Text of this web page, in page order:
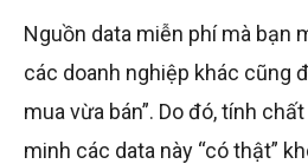
Nguồn data miễn phí mà bạn
các doanh nghiệp khác cũng
mua vừa bán”. Do đó, tính
minh các data này “có thật”